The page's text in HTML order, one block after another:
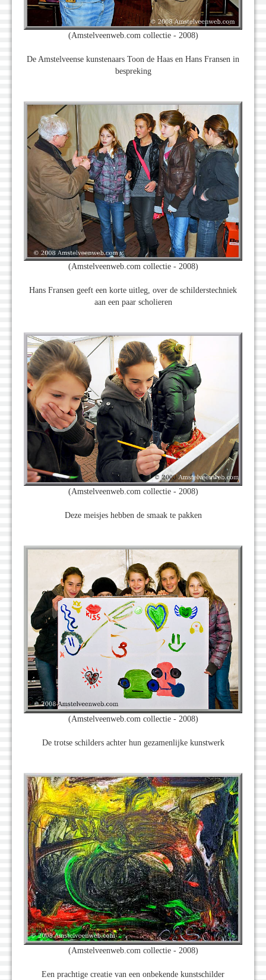
(Amstelveenweb.com collectie - 2008)
De Amstelveense kunstenaars Toon de Haas en Hans Fransen in
bespreking
(Amstelveenweb.com collectie - 2008)
Hans Fransen geeft een korte uitleg, over de schilderstechniek
aan een paar scholieren
(Amstelveenweb.com collectie - 2008)
Deze meisjes hebben de smaak te pakken
(Amstelveenweb.com collectie - 2008)
De trotse schilders achter hun gezamenlijke kunstwerk
(Amstelveenweb.com collectie - 2008)
Een prachtige creatie van een onbekende kunstschilder